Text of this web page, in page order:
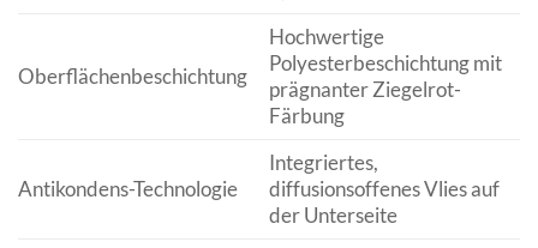
Oberflächenbeschichtung
Hochwertige
Polyesterbeschichtung mit
prägnanter Ziegelrot-
Färbung
Antikondens-Technologie
Integriertes,
diffusionsoffenes Vlies auf
der Unterseite